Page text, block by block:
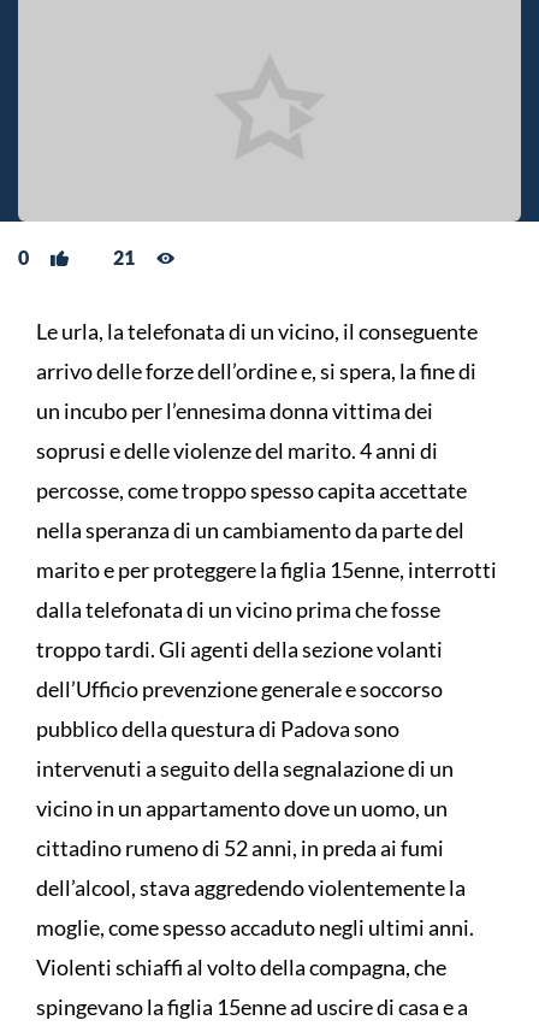
0 21
Le urla, la telefonata di un vicino, il conseguente
arrivo delle forze dell’ordine e, si spera, la fine di
un incubo per l’ennesima donna vittima dei
soprusi e delle violenze del marito. 4 anni di
percosse, come troppo spesso capita accettate
nella speranza di un cambiamento da parte del
marito e per proteggere la figlia 15enne, interrotti
dalla telefonata di un vicino prima che fosse
troppo tardi. Gli agenti della sezione volanti
dell’Ufficio prevenzione generale e soccorso
pubblico della questura di Padova sono
intervenuti a seguito della segnalazione di un
vicino in un appartamento dove un uomo, un
cittadino rumeno di 52 anni, in preda ai fumi
dell’alcool, stava aggredendo violentemente la
moglie, come spesso accaduto negli ultimi anni.
Violenti schiaffi al volto della compagna, che
spingevano la figlia 15enne ad uscire di casa e a